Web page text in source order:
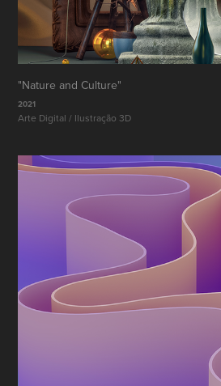
"Nature and Culture"
2021
Arte Digital / Ilustração 3D